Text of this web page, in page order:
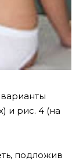
и рис. 4 (на
подложив